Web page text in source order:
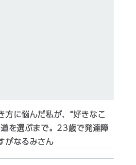
方に悩んだ私が、“好きなこ
を選ぶまで。23歳で発達障
がなるみさん